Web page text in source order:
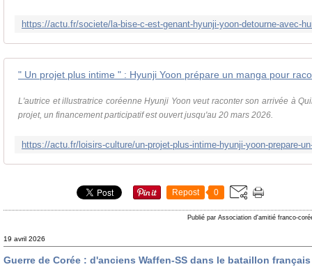
L'autrice et illustratrice coréenne Hyunji Yoon veut raconter son arrivée à
projet, un financement participatif est ouvert jusqu'au 20 mars 2026.
Repost 0
Publié par Association d'amitié franco-
19 avril 2026
Guerre de Corée : d'anciens Waffen-SS dans le bataillon français